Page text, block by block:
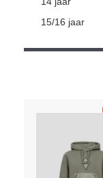
15/16 jaar